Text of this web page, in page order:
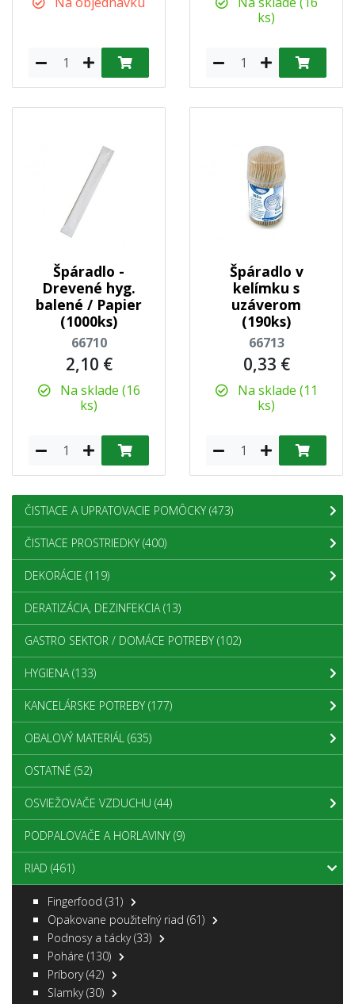
ks)
Špáradlo -
Drevené hyg.
balené / Papier
(1000ks)
66710
2,10 €
Na sklade (16
ks)
Špáradlo v
kelímku s
uzáverom
(190ks)
66713
0,33 €
Na sklade (11
ks)
ČISTIACE A UPRATOVACIE POMÔCKY (473)
ČISTIACE PROSTRIEDKY (400)
DEKORÁCIE (119)
DERATIZÁCIA, DEZINFEKCIA(13)
GASTRO SEKTOR / DOMÁCE POTREBY (102)
HYGIENA(133)
KANCELÁRSKE POTREBY (177)
OBALOVÝ MATERIÁL (635)
OSTATNÉ (52)
OSVIEŽOVAČE VZDUCHU (44)
PODPALOVAČE A HORLAVINY (9)
RIAD (461)
Fingerfood (31)
Opakovane použiteľný riad (61)
Podnosy a tácky(33)
Poháre (130)
Príbory(42)
Slamky(30)